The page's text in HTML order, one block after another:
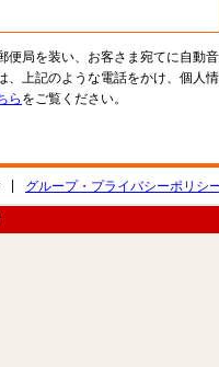
便局を装い、お客さま宛てに自動
、上記のような電話をかけ、個人
ら をご覧ください。
グループ・プライバシーポリシ